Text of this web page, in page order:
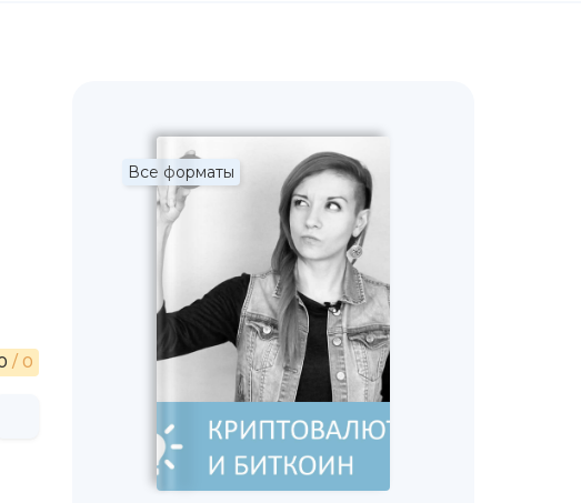
/ 0
Все форматы